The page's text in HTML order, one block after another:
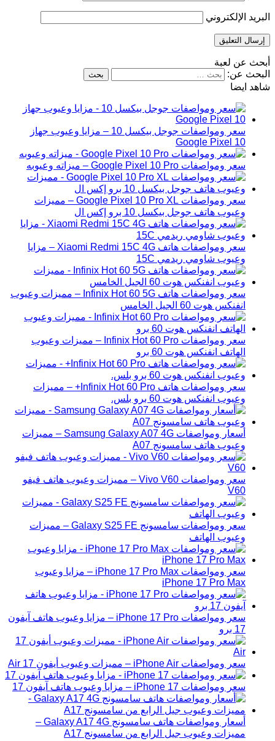
البريد الإلكتروني
أبحث عن لعبة
البحث عن:
شاهد ايضا
سعر ومواصفات جوجل بيكسل 10 – مزايا وعيوب جهاز
Google Pixel 10
سعر ومواصفات Google Pixel 10 Pro – ميزاته وعيوبه
سعر ومواصفات Google Pixel 10 Pro XL – مميزات
وعيوب هاتف جوجل بيكسل 10 برو إكس ال
سعر ومواصفات هاتف Xiaomi Redmi 15C 4G – مزايا
وعيوب شاومي ريدمي 15C
سعر ومواصفات هاتف Infinix Hot 60 5G – مميزات وعيوب
انفنكس هوت 60 الجيل الخامس
سعر ومواصفات Infinix Hot 60 Pro – مميزات وعيوب
الهاتف انفنكس هوت 60 برو
سعر ومواصفات هاتف Infinix Hot 60 Pro+ – مميزات
وعيوب انفنكس هوت 60 برو بلس.
أسعار ومواصفات Samsung Galaxy A07 4G – مميزات
وعيوب هاتف سامسونج A07
سعر ومواصفات Vivo V60 – مميزات وعيوب هاتف فيفو
V60
سعر ومواصفات سامسونج Galaxy S25 FE – مميزات
وعيوب الهاتف
سعر ومواصفات iPhone 17 Pro Max – مزايا وعيوب
iPhone 17 Pro Max
سعر ومواصفات iPhone 17 Pro – مزايا وعيوب هاتف آيفون
17 برو
سعر ومواصفات iPhone Air – مميزات وعيوب أيفون 17 Air
سعر ومواصفات iPhone 17 – مزايا وعيوب هاتف آيفون 17
أسعار ومواصفات هاتف سامسونج Galaxy A17 4G –
مميزات وعيوب جيل الرابع من سامسونج A17